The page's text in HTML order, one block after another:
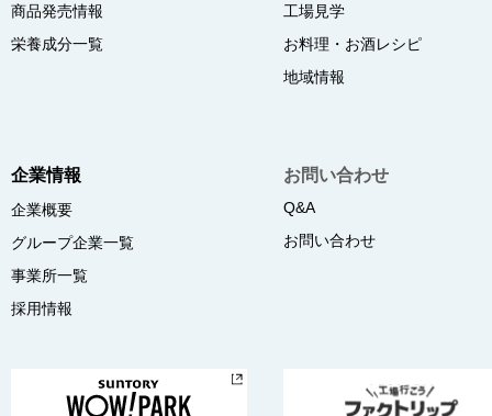
商品発売情報
栄養成分一覧
工場見学
お料理・お酒レシピ
地域情報
企業情報
企業概要
グループ企業一覧
事業所一覧
採用情報
お問い合わせ
Q&A
お問い合わせ